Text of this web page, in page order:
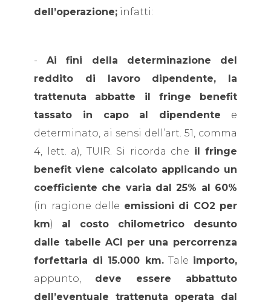
dell’operazione; infatti:
- Ai fini della determinazione del
reddito di lavoro dipendente, la
trattenuta abbatte il fringe benefit
tassato in capo al dipendente e
determinato, ai sensi dell’art. 51, comma
4, lett. a), TUIR. Si ricorda che il fringe
benefit viene calcolato applicando un
coefficiente che varia dal 25% al 60%
(in ragione delle emissioni di CO2 per
km) al costo chilometrico desunto
dalle tabelle ACI per una percorrenza
forfettaria di 15.000 km.Tale importo,
appunto, deve essere abbattuto
dell’eventuale trattenuta operata dal